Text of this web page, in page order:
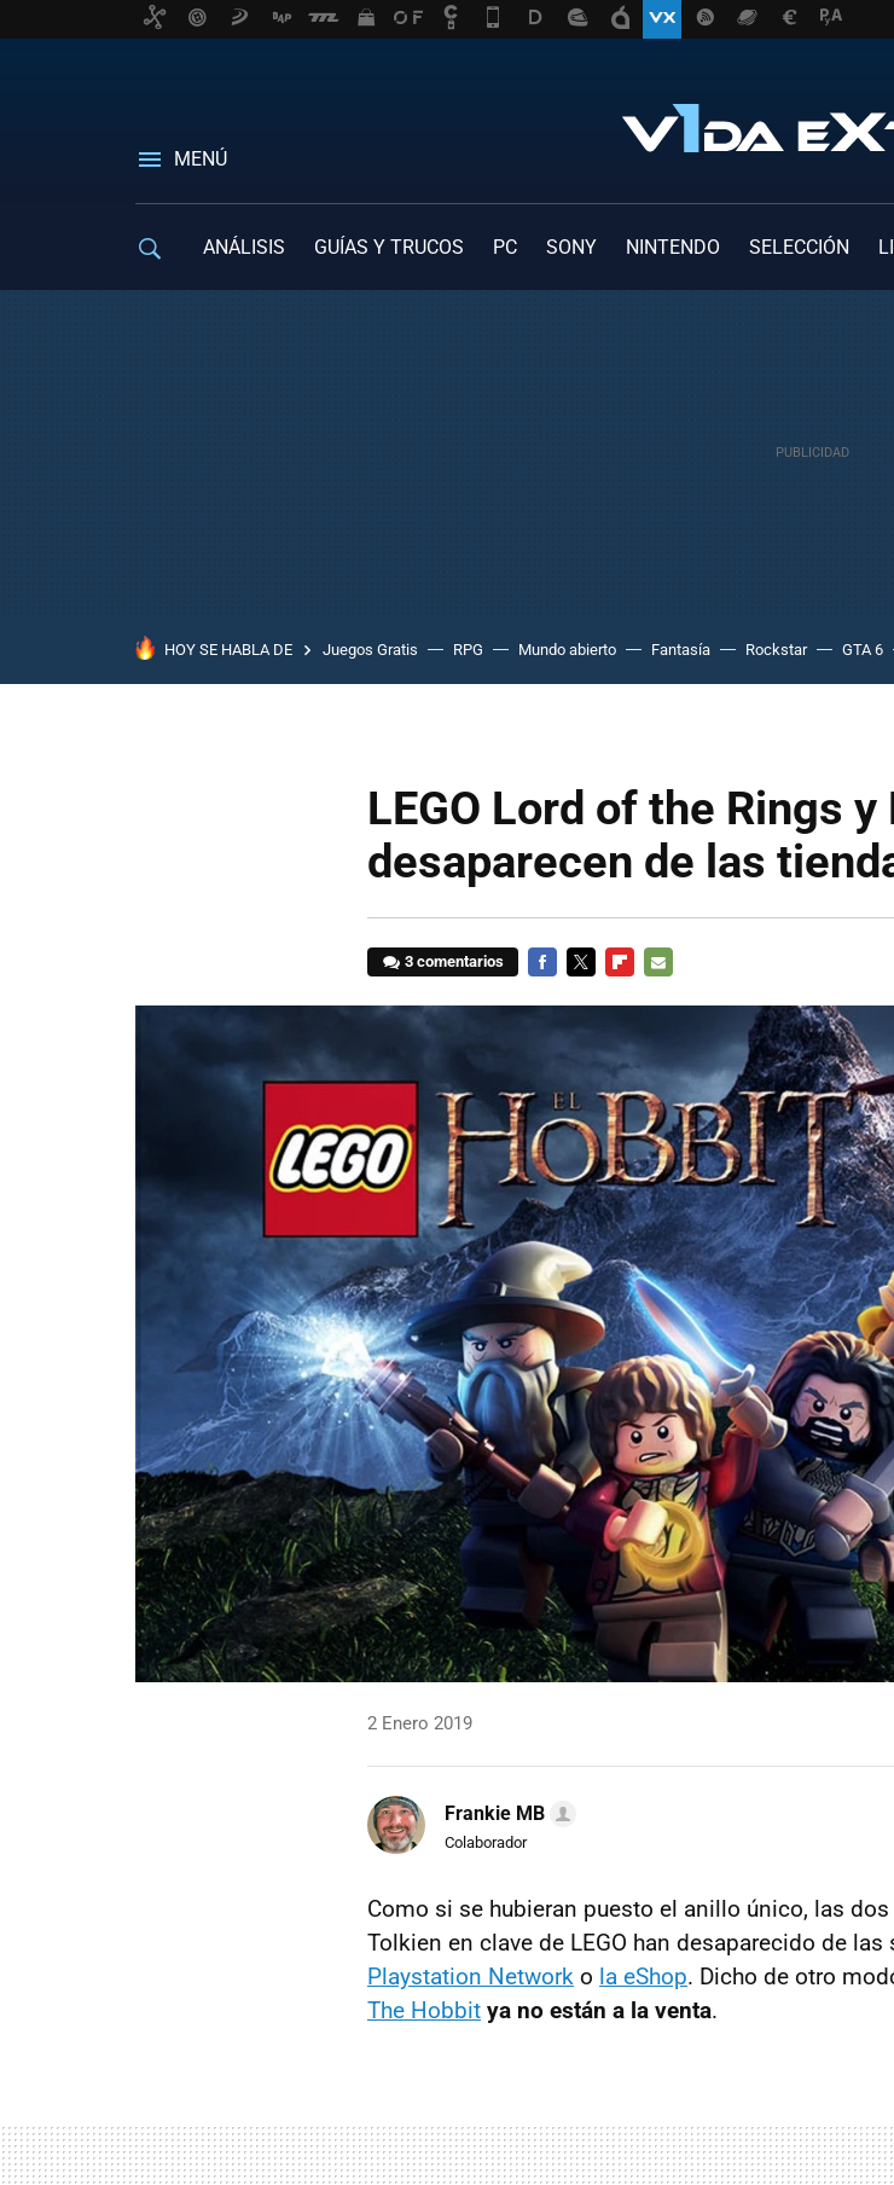
MENÚ
ANÁLISIS GUÍAS Y TRUCOS PC SONY NINTENDO SELECCIÓN
HOY SE HABLA DE Juegos Gratis RPG Mundo abierto Fantasía Rockstar GTA 6
LEGO Lord of the Rings y
desaparecen de las
3 comentarios
2 Enero 2019
Frankie MB
Colaborador
Como si se hubieran puesto el anillo único, las
Tolkien en clave de LEGO han desaparecido de las
Playstation Network o la eShop. Dicho de otro
The Hobbit ya no están a la venta.